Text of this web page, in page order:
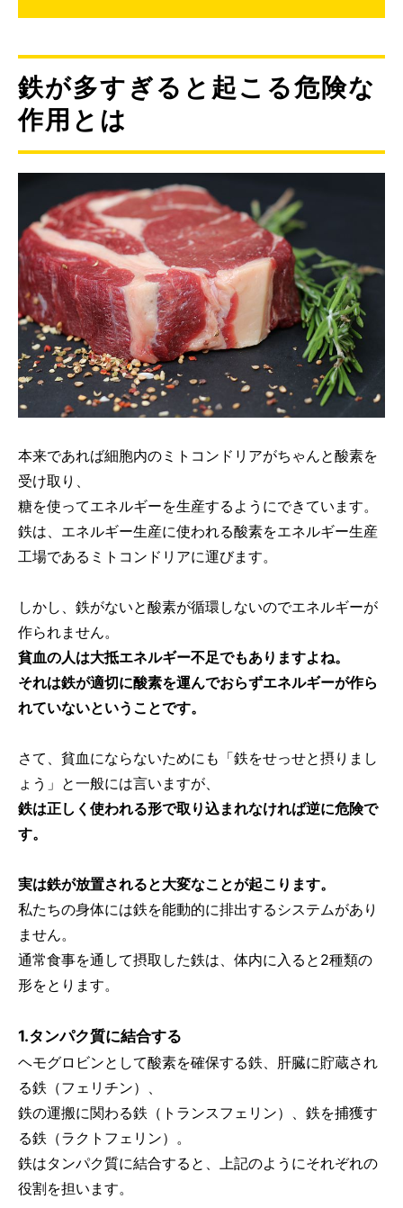
鉄が多すぎると起こる危険な
作用とは
本来であれば細胞内のミトコンドリアがちゃんと酸素を
受け取り、
糖を使ってエネルギーを生産するようにできています。
鉄は、エネルギー生産に使われる酸素をエネルギー生産
工場であるミトコンドリアに運びます。
しかし、鉄がないと酸素が循環しないのでエネルギーが
作られません。
貧血の人は大抵エネルギー不足でもありますよね。
それは鉄が適切に酸素を運んでおらずエネルギーが作ら
れていないということです。
さて、貧血にならないためにも「鉄をせっせと摂りまし
ょう」と一般には言いますが、
鉄は正しく使われる形で取り込まれなければ逆に危険で
す。
実は鉄が放置されると大変なことが起こります。
私たちの身体には鉄を能動的に排出するシステムがあり
ません。
通常食事を通して摂取した鉄は、体内に入ると2種類の
形をとります。
1.タンパク質に結合する
ヘモグロビンとして酸素を確保する鉄、肝臓に貯蔵され
る鉄（フェリチン）、
鉄の運搬に関わる鉄（トランスフェリン）、鉄を捕獲す
る鉄（ラクトフェリン）。
鉄はタンパク質に結合すると、上記のようにそれぞれの
役割を担います。